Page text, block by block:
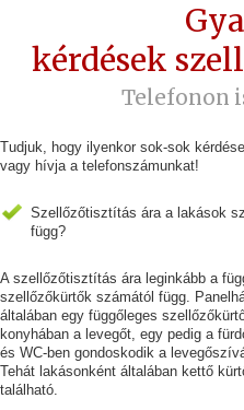
kérdések
Telefonon
Tudjuk, hogy ilyenkor sok-sok
vagy hívja a telefonszámunkat!
Szellőzőtisztítás ára a lakások
függ?
A szellőzőtisztítás ára leginkább a
szellőzőkürtők számától függ.
általában egy függőleges
konyhában a levegőt, egy pedig a
és WC-ben gondoskodik a
Tehát lakásonként általában kettő
található.